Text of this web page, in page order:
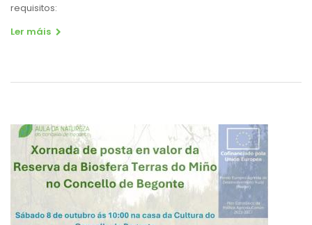
requisitos:
Ler máis